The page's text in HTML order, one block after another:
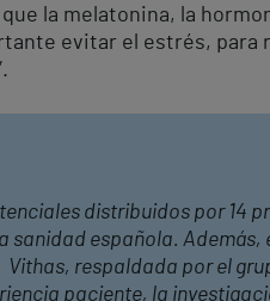
la melatonina, la
evitar el estrés, para
distribuidos por 14
sanidad española. Además,
Vithas, respaldada por el
paciente, la